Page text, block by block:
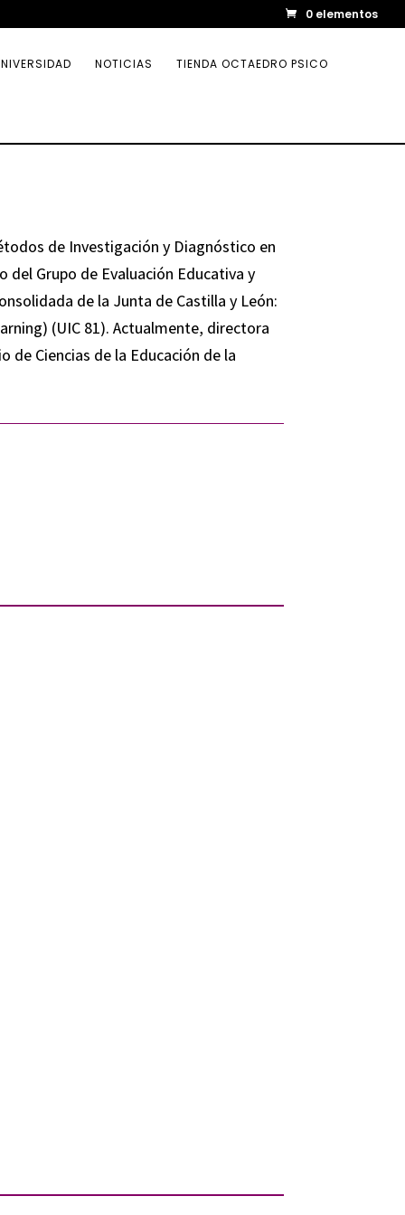
0 elementos
NOTICIAS TIENDA OCTAEDRO PSICO
de Investigación y Diagnóstico en
del Grupo de Evaluación Educativa y
de la Junta de Castilla y León:
(UIC 81). Actualmente, directora
Ciencias de la Educación de la